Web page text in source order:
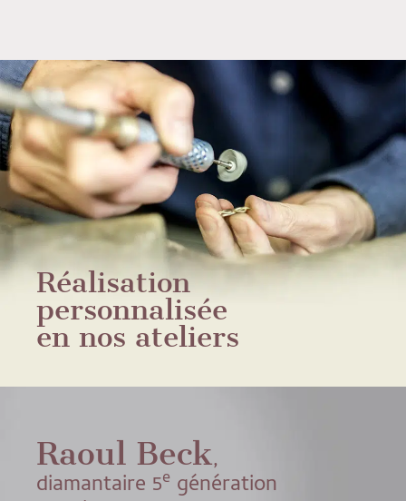
Réalisation
personnalisée
en nos ateliers
Raoul Beck,
diamantaire 5e génération